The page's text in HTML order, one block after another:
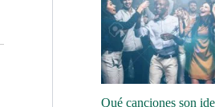
Qué canciones son